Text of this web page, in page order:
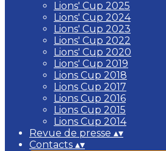
Lions' Cup 2025
Lions' Cup 2024
Lions' Cup 2023
Lions' Cup 2022
Lions' Cup 2020
Lions' Cup 2019
Lions Cup 2018
Lions Cup 2017
Lions Cup 2016
Lions Cup 2015
Lions Cup 2014
Revue de presse ▴▾
Contacts ▴▾